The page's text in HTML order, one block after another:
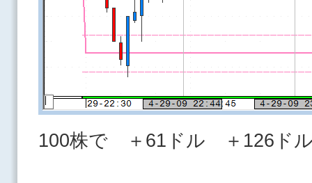
100株で ＋61ドル ＋126ド